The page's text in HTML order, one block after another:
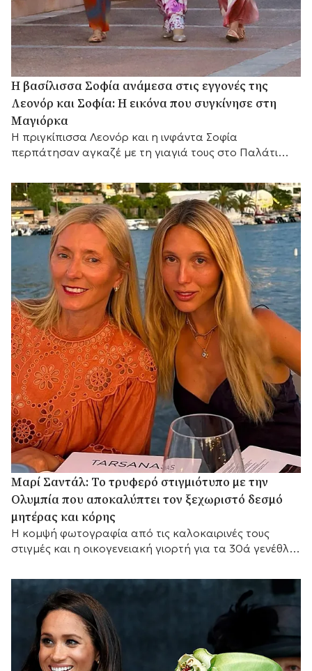
Η βασίλισσα Σοφία ανάμεσα στις εγγονές της
Λεονόρ και Σοφία: Η εικόνα που συγκίνησε στη
Μαγιόρκα
Η πριγκίπισσα Λεονόρ και η ινφάντα Σοφία
περπάτησαν αγκαζέ με τη γιαγιά τους στο Παλάτι
οικογενειακές στιγμές του ισπανικού καλοκαιριού.
Μαρί Σαντάλ: Το τρυφερό στιγμιότυπο με την
Ολυμπία που αποκαλύπτει τον ξεχωριστό δεσμό
μητέρας και κόρης
Η κομψή φωτογραφία από τις καλοκαιρινές τους
στιγμές και η οικογενειακή γιορτή για τα 30ά γενέθλια